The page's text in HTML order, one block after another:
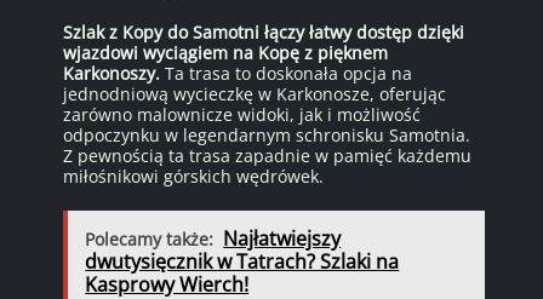
Szlak z Kopy do Samotni łączy łatwy dostęp dzięki
wjazdowi wyciągiem na Kopę z pięknem
Karkonoszy. Ta trasa to doskonała opcja na
jednodniową wycieczkę w Karkonosze, oferując
zarówno malownicze widoki, jak i możliwość
odpoczynku w legendarnym schronisku Samotnia.
Z pewnością ta trasa zapadnie w pamięć każdemu
miłośnikowi górskich wędrówek.
Polecamy także: Najłatwiejszy
dwutysięcznik w Tatrach? Szlaki na
Kasprowy Wierch!